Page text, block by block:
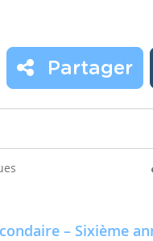
Partager
– Sixième